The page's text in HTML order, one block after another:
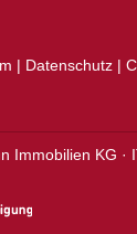
| Datenschutz |
Immobilien KG ·